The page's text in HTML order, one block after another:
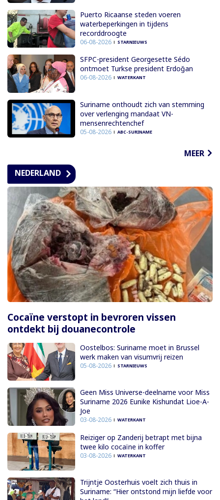
Puerto Ricaanse steden voeren
waterbeperkingen in tijdens
recorddroogte
06-08-2026 STARNIEUWS
SFPC-president Georgesette Sédo
ontmoet Turkse president Erdoğan
06-08-2026 WATERKANT
Suriname onthoudt zich van stemming
over verlenging mandaat VN-
mensenrechtenchef
05-08-2026 ABC-SURINAME
MEER
NEDERLAND
Cocaïne verstopt in bevroren vissen
ontdekt bij douanecontrole
Oostelbos: Suriname moet in Brussel
werk maken van visumvrij reizen
05-08-2026 STARNIEUWS
Geen Miss Universe-deelname voor Miss
Suriname 2026 Eunike Kishundat Lioe-A-
Joe
03-08-2026 WATERKANT
Reiziger op Zanderij betrapt met bijna
twee kilo cocaïne in koffer
03-08-2026 WATERKANT
Trijntje Oosterhuis voelt zich thuis in
Suriname: “Hier ontstond mijn liefde voor